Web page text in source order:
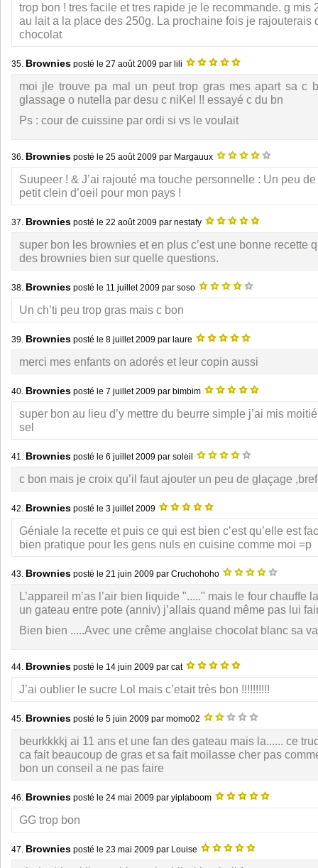
trop bon ! tres facile et tres rapide je le recommande. g mis
au lait a la place des 250g. La prochaine fois je rajouterais
chocolat
35. Brownies posté le 27 août 2009 par lili
moi jle trouve pa mal un peut trop gras mes apart sa c
glassage o nutella par desu c niKel !! essayé c du bn
Ps : cour de cuissine par ordi si vs le voulait
36. Brownies posté le 25 août 2009 par Margauux
Suupeer ! & J’ai rajouté ma touche personnelle : Un peu
petit clein d’oeil pour mon pays !
37. Brownies posté le 22 août 2009 par nestafy
super bon les brownies et en plus c’est une bonne recette
des brownies bien sur quelle questions.
38. Brownies posté le 11 juillet 2009 par soso
Un ch’ti peu trop gras mais c bon
39. Brownies posté le 8 juillet 2009 par laure
merci mes enfants on adorés et leur copin aussi
40. Brownies posté le 7 juillet 2009 par bimbim
super bon au lieu d’y mettre du beurre simple j’ai mis
sel
41. Brownies posté le 6 juillet 2009 par soleil
c bon mais je croix qu’il faut ajouter un peu de glaçage
42. Brownies posté le 3 juillet 2009
Géniale la recette et puis ce qui est bien c’est qu’elle est
bien pratique pour les gens nuls en cuisine comme moi =p
43. Brownies posté le 21 juin 2009 par Cruchohoho
L’appareil m’as l’air bien liquide "....." mais le four chauffe
un gateau entre pote (anniv) j’allais quand même pas lui
Bien bien .....Avec une crême anglaise chocolat blanc sa
44. Brownies posté le 14 juin 2009 par cat
J’ai oublier le sucre Lol mais c’etait très bon !!!!!!!!!!
45. Brownies posté le 5 juin 2009 par momo02
beurkkkkj ai 11 ans et une fan des gateau mais la...... ce
ca fait beaucoup de gras et sa fait moilasse cher pas
bon un conseil a ne pas faire
46. Brownies posté le 24 mai 2009 par yiplaboom
GG trop bon
47. Brownies posté le 23 mai 2009 par Louise